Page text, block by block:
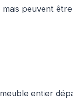
mais peuvent être
entier